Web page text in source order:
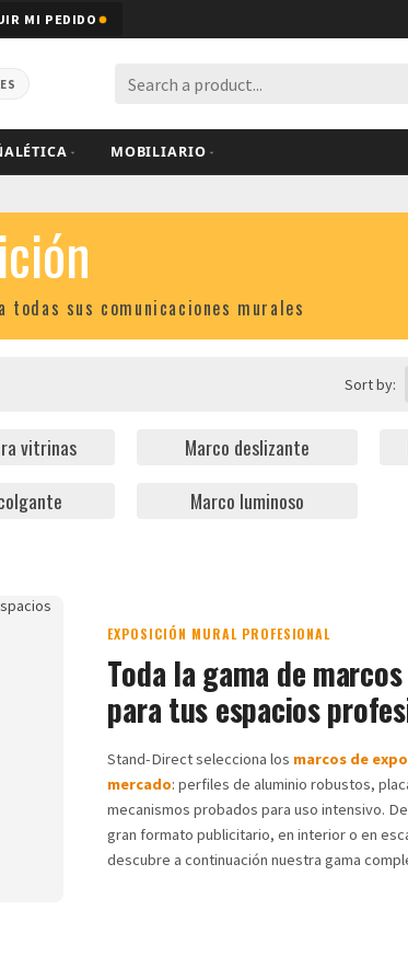
MI PEDIDO
ES
MOBILIARIO
sus comunicaciones murales
Sort by:
vitrinas Marco deslizante
Marco luminoso
EXPOSICIÓN MURAL PROFESIONAL
Toda la gama de
para tus espacios
Stand-Direct selecciona los marcos de
mercado: perfiles de aluminio robustos,
mecanismos probados para uso intensivo.
gran formato publicitario, en interior o en
descubre a continuación nuestra gama